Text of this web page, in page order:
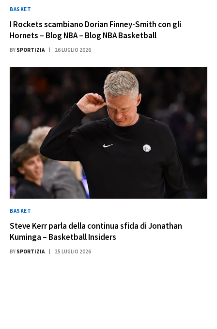
BASKET
I Rockets scambiano Dorian Finney-Smith con gli
Hornets – Blog NBA – Blog NBA Basketball
BY SPORTIZIA 26 LUGLIO 2026
BASKET
Steve Kerr parla della continua sfida di Jonathan
Kuminga – Basketball Insiders
BY SPORTIZIA 25 LUGLIO 2026